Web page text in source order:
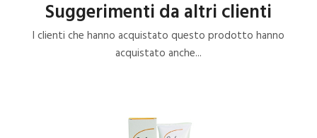
Suggerimenti da altri clienti
I clienti che hanno acquistato questo prodotto hanno
acquistato anche...